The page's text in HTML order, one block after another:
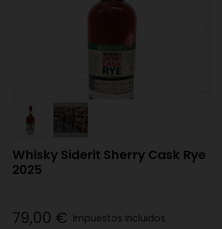
Whisky Siderit Sherry Cask Rye
2025
79,00 € Impuestos incluidos